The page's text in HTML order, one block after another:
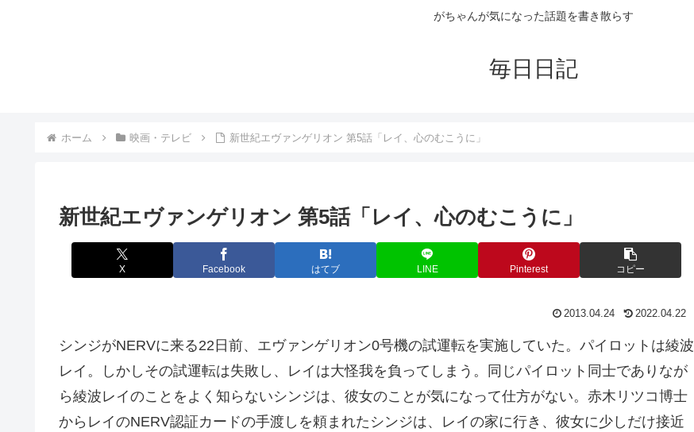
がちゃんが気になった話題を書き散らす
毎日日記
ホーム 映画・テレビ 新世紀エヴァンゲリオン 第5話「レイ、心のむこうに」
新世紀エヴァンゲリオン 第5話「レイ、心のむこうに」
X Facebook はてブ LINE Pinterest コピー
2013.04.24 2022.04.22
シンジがNERVに来る22日前、エヴァンゲリオン0号機の試運転を実施していた。パイロットは綾波
レイ。しかしその試運転は失敗し、レイは大怪我を負ってしまう。同じパイロット同士でありなが
ら綾波レイのことをよく知らないシンジは、彼女のことが気になって仕方がない。赤木リツコ博士
からレイのNERV認証カードの手渡しを頼まれたシンジは、レイの家に行き、彼女に少しだけ接近